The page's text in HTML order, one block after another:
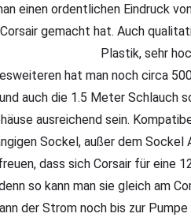
einen ordentlichen Eindruck
Corsair gemacht hat. Auch
Plastik, sehr
hat man noch circa
und auch die 1.5 Meter Schlauch
ausreichend sein.
Sockel, außer dem Sockel
dass sich Corsair für eine
so kann man sie gleich am
der Strom noch bis zur